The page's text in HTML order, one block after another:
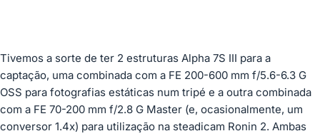
Tivemos a sorte de ter 2 estruturas Alpha 7S III para a
captação, uma combinada com a FE 200-600 mm f/5.6-6.3 G
OSS para fotografias estáticas num tripé e a outra combinada
com a FE 70-200 mm f/2.8 G Master (e, ocasionalmente, um
conversor 1.4x) para utilização na steadicam Ronin 2. Ambas